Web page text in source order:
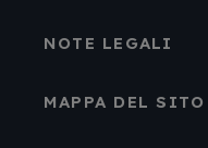
NOTE LEGALI
MAPPA DEL SITO